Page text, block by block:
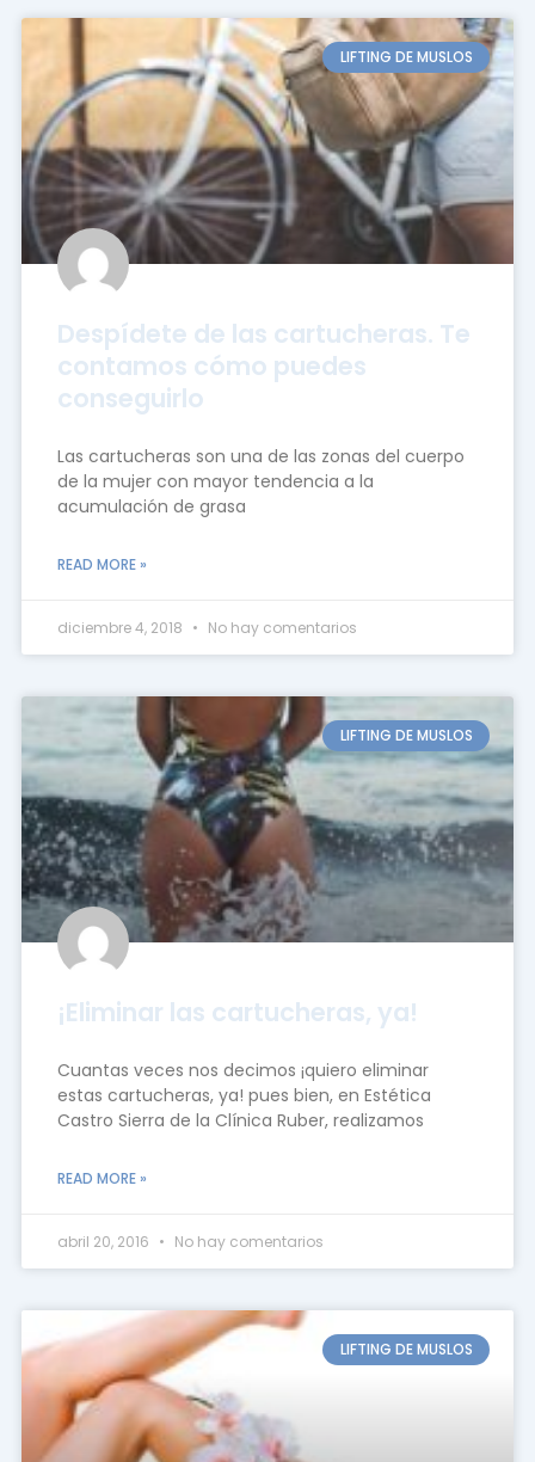
LIFTING DE MUSLOS
Despídete de las cartucheras. Te
contamos cómo puedes
conseguirlo
Las cartucheras son una de las zonas del cuerpo
de la mujer con mayor tendencia a la
acumulación de grasa
READ MORE »
diciembre 4, 2018 No hay comentarios
LIFTING DE MUSLOS
¡Eliminar las cartucheras, ya!
Cuantas veces nos decimos ¡quiero eliminar
estas cartucheras, ya! pues bien, en Estética
Castro Sierra de la Clínica Ruber, realizamos
READ MORE »
abril 20, 2016 No hay comentarios
LIFTING DE MUSLOS